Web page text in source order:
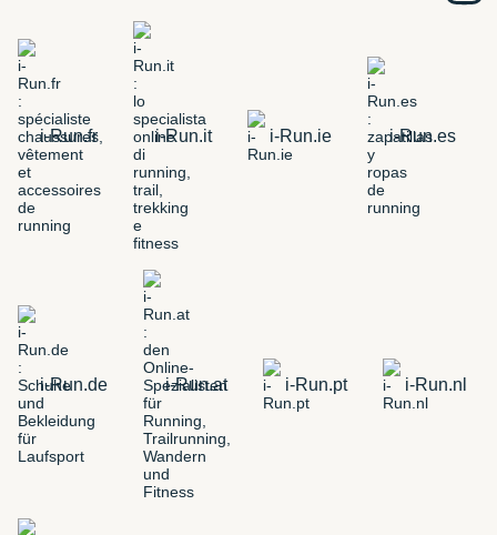
i-Run.fr i-Run.it i-Run.ie i-Run.es
i-Run.de i-Run.at i-Run.pt i-Run.nl